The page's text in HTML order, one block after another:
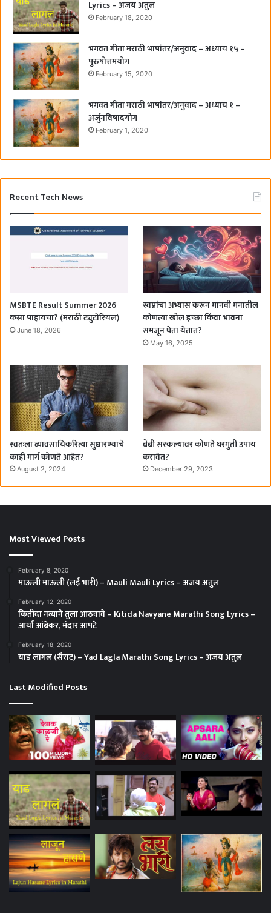
Lyrics – अजय अतुल
February 18, 2020
भगवत गीता मराठी भाषांतर/अनुवाद – अध्याय १५ –
पुरुषोत्तमयोग
February 15, 2020
भगवत गीता मराठी भाषांतर/अनुवाद – अध्याय १ –
अर्जुनविषादयोग
February 1, 2020
Recent Tech News
MSBTE Result Summer 2026
कसा पाहायचा? (मराठी ट्युटोरियल)
June 18, 2026
स्वप्नांचा अभ्यास करून मानवी मनातील
कोणत्या खोल इच्छा किंवा भावना
समजून घेता येतात?
May 16, 2025
स्वतःला व्यावसायिकरित्या सुधारण्याचे
काही मार्ग कोणते आहेत?
August 2, 2024
बेंबी सरकल्यावर कोणते घरगुती उपाय
करावेत?
December 29, 2023
Most Viewed Posts
February 8, 2020
माऊली माऊली (लई भारी) – Mauli Mauli Lyrics – अजय अतुल
February 12, 2020
कितीदा नव्याने तुला आठवावे – Kitida Navyane Marathi Song Lyrics –
आर्या आंबेकर, मंदार आपटे
February 18, 2020
याड लागल (सैराट) – Yad Lagla Marathi Song Lyrics – अजय अतुल
Last Modified Posts